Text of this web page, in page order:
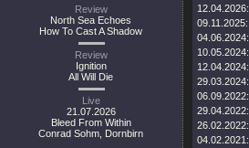
Review
North Sea Echoes
How To Cast A Shadow
Review
Ignition
All Will Die
Live
21.07.2026
Bleed From Within
Conrad Sohm, Dornbirn
12.04.2026:
09.11.2025:
04.06.2024:
10.05.2024:
12.04.2024:
29.03.2024:
06.09.2022:
29.04.2022:
26.02.2022:
04.02.2021: